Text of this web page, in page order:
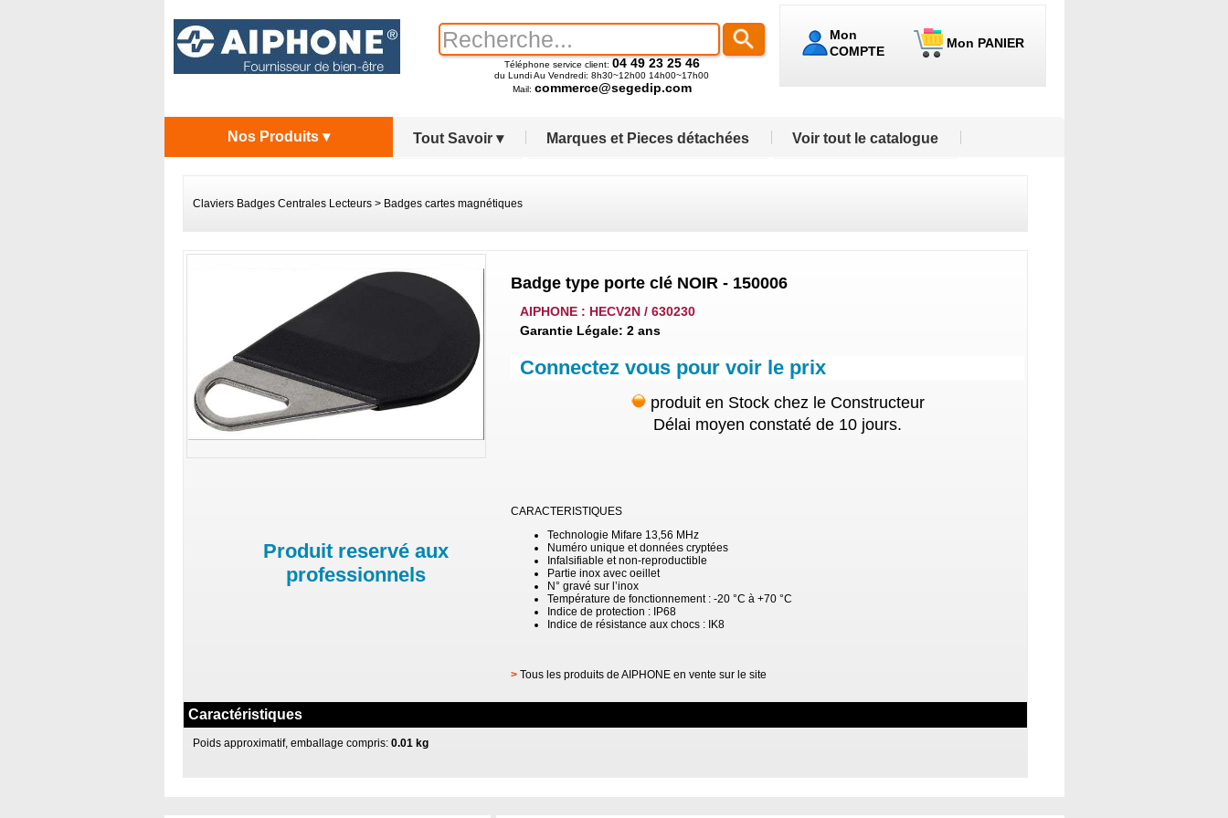
Mon
COMPTE
Mon PANIER
Téléphone service client: 04 49 23 25 46
du Lundi Au Vendredi: 8h30~12h00 14h00~17h00
Mail: commerce@segedip.com
Tout Savoir ▾ Marques et Pieces détachées Voir tout le catalogue
Nos Produits ▾
Claviers Badges Centrales Lecteurs> Badges cartes magnétiques
Badge type porte clé NOIR - 150006
AIPHONE : HECV2N / 630230
Garantie Légale: 2 ans
Connectez vous pour voir le prix
produit en Stock chez le Constructeur
Délai moyen constaté de 10 jours.
Produit reservé aux
professionnels
CARACTERISTIQUES
Technologie Mifare 13,56 MHz
Numéro unique et données cryptées
Infalsifiable et non-reproductible
Partie inox avec oeillet
N° gravé sur l’inox
Température de fonctionnement : -20 °C à +70 °C
Indice de protection : IP68
Indice de résistance aux chocs : IK8
> Tous les produits de AIPHONE en vente sur le site
Caractéristiques
Poids approximatif, emballage compris:0.01 kg